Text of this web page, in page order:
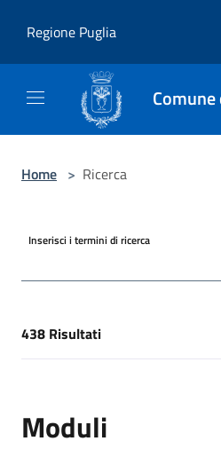
Regione Puglia
Home > Ricerca
Inserisci i termini di ricerca
[results]
438 Risultati
Moduli